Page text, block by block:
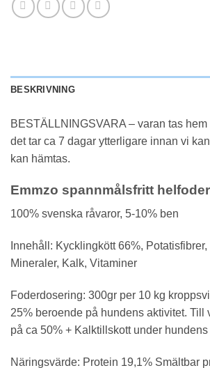
BESKRIVNING
BESTÄLLNINGSVARA – varan tas
det tar ca 7 dagar ytterligare innan vi
kan hämtas.
Emmzo spannmålsfritt
100% svenska råvaror, 5-10% ben
Innehåll: Kycklingkött 66%, Potatisfibrer,
Mineraler, Kalk, Vitaminer
Foderdosering: 300gr per 10 kg
25% beroende på hundens aktivitet. Till
på ca 50% + Kalktillskott under hundens
Näringsvärde: Protein 19,1% Smältbar